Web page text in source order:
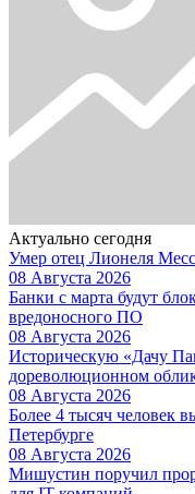
Актуально сегодня
Умер отец Лионеля
08 Августа 2026
Банки с марта будут
вредоносного ПО
08 Августа 2026
Историческую «Дачу
дореволюционном
08 Августа 2026
Более 4 тысяч человек
Петербурге
08 Августа 2026
Мишустин поручил